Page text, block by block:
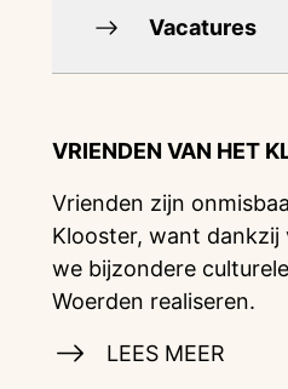
Vacatures
VRIENDEN VAN HET
Vrienden zijn
Klooster, want dankzij
we bijzondere
Woerden realiseren.
LEES MEER